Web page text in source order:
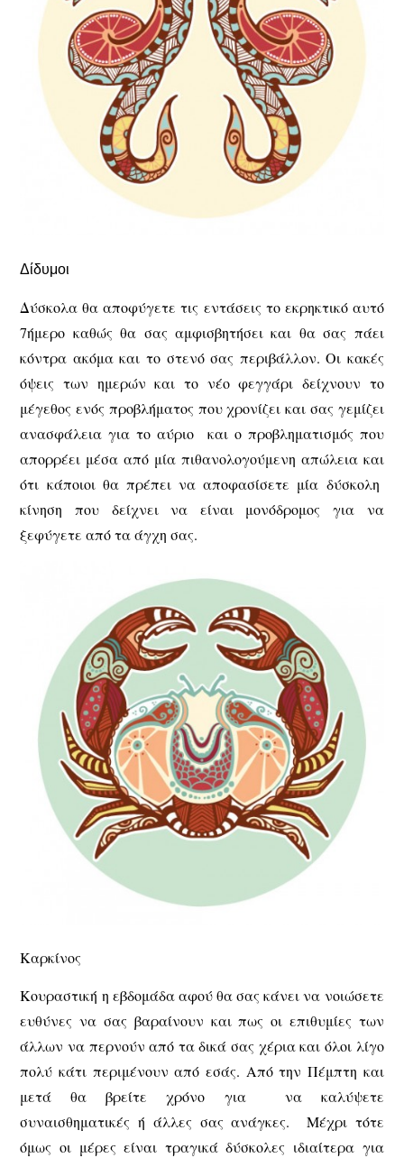
Δίδυμοι
Δύσκολα θα αποφύγετε τις εντάσεις το εκρηκτικό αυτό
7ήμερο καθώς θα σας αμφισβητήσει και θα σας πάει
κόντρα ακόμα και το στενό σας περιβάλλον. Οι κακές
όψεις των ημερών και το νέο φεγγάρι δείχνουν το
μέγεθος ενός προβλήματος που χρονίζει και σας γεμίζει
ανασφάλεια για το αύριο και ο προβληματισμός που
απορρέει μέσα από μία πιθανολογούμενη απώλεια και
ότι κάποιοι θα πρέπει να αποφασίσετε μία δύσκολη
κίνηση που δείχνει να είναι μονόδρομος για να
ξεφύγετε από τα άγχη σας.
Καρκίνος
Κουραστική η εβδομάδα αφού θα σας κάνει να νοιώσετε
ευθύνες να σας βαραίνουν και πως οι επιθυμίες των
άλλων να περνούν από τα δικά σας χέρια και όλοι λίγο
πολύ κάτι περιμένουν από εσάς. Από την Πέμπτη και
μετά θα βρείτε χρόνο για να καλύψετε
συναισθηματικές ή άλλες σας ανάγκες. Μέχρι τότε
όμως οι μέρες είναι τραγικά δύσκολες ιδιαίτερα για